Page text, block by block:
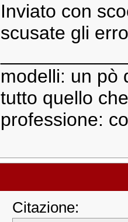
Inviato con
scusate gli
modelli: un pò
tutto quello
professione:
Citazione: